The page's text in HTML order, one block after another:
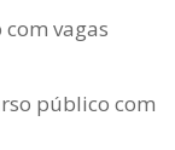
vagas
público com